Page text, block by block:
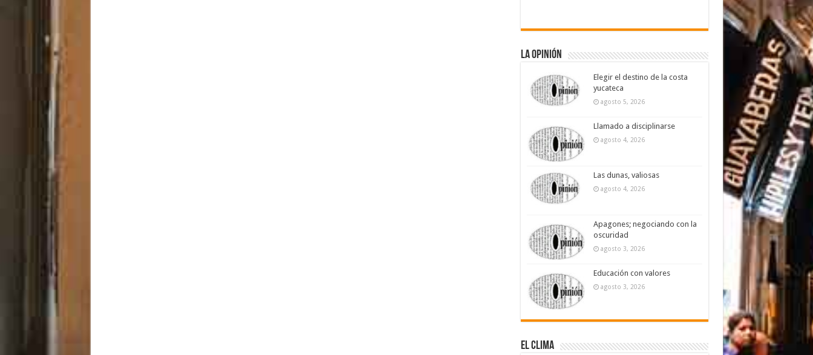
La Opinión
Elegir el destino de la costa
yucateca
agosto 5, 2026
Llamado a disciplinarse
agosto 4, 2026
Las dunas, valiosas
agosto 4, 2026
Apagones; negociando con la
oscuridad
agosto 3, 2026
Educación con valores
agosto 3, 2026
El Clima